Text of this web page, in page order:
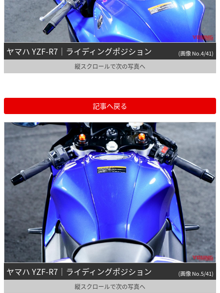
ヤマハ YZF-R7｜ライディングポジション (画像 No.4/41)
縦スクロールで次の写真へ
記事へ戻る
ヤマハ YZF-R7｜ライディングポジション (画像 No.5/41)
縦スクロールで次の写真へ